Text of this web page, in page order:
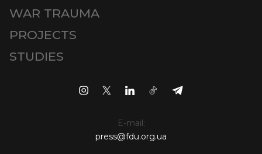
WAR TRAUMA
PROJECTS
STUDIES
E-mail:
press@fdu.org.ua